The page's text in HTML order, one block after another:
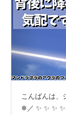
こんばんは
❄／ ✨ ✨ ✨